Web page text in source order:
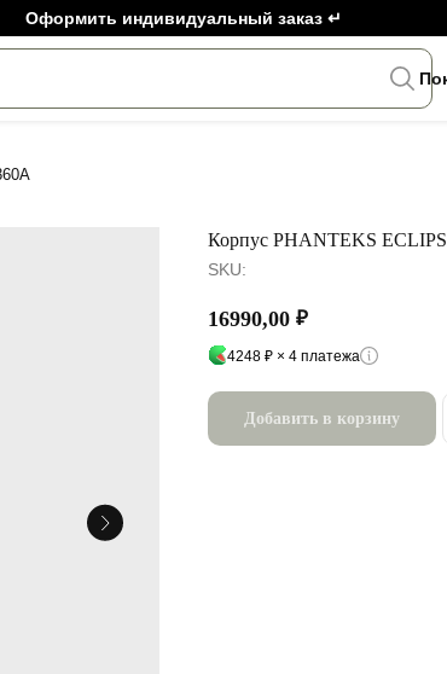
Оформить индивидуальный заказ ↵
Корпус PHANTEKS
SKU:
16990,00 ₽
4248 ₽ × 4 платежа
Добавить в корзину